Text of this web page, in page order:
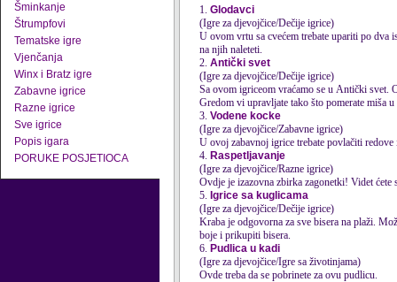
Šminkanje
Štrumpfovi
Tematske igre
Vjenčanja
Winx i Bratz igre
Zabavne igrice
Razne igrice
Sve igrice
Popis igara
PORUKE POSJETIOCA
1. Glodavci
(Igre za djevojčice/Dečije igrice)
U ovom vrtu sa cvećem trebate upariti po dva
na njih naleteti.
2. Antički svet
(Igre za djevojčice/Dečije igrice)
Sa ovom igriceom vraćamo se u Antički svet.
Gredom vi upravljate tako što pomerate miša
3. Vodene kocke
(Igre za djevojčice/Zabavne igrice)
U ovoj zabavnoj igrice trebate povlačiti
4. Raspetljavanje
(Igre za djevojčice/Razne igrice)
Ovdje je izazovna zbirka zagonetki! Videt
5. Igrice sa kuglicama
(Igre za djevojčice/Dečije igrice)
Kraba je odgovorna za sve bisera na plaži.
boje i prikupiti bisera.
6. Pudlica u kadi
(Igre za djevojčice/Igre sa životinjama)
Ovde treba da se pobrinete za ovu pudlicu.